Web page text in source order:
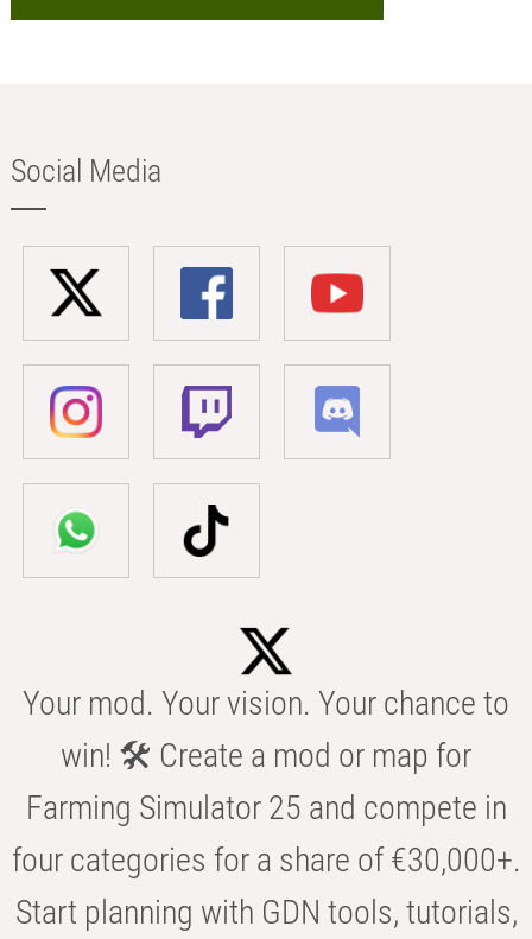
Social Media
Your mod. Your vision. Your chance to
win! 🛠️ Create a mod or map for
Farming Simulator 25 and compete in
four categories for a share of €30,000+.
Start planning with GDN tools, tutorials,